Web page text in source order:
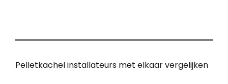
Pelletkachel installateurs met elkaar vergelijken